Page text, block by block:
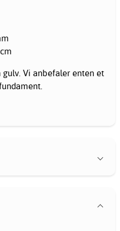
Vi anbefaler enten et